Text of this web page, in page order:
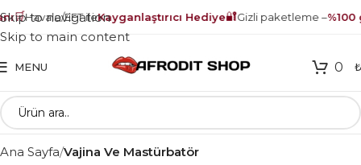
🛒Havale/EFT ileKayganlaştırıcı Hediye🔐Gizli paketleme –%100
Skip to navigation
Skip to main content
MENU 0 ₺
Ana Sayfa Vajina Ve Mastürbatör